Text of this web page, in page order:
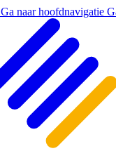
Ga naar hoofdnavigatie